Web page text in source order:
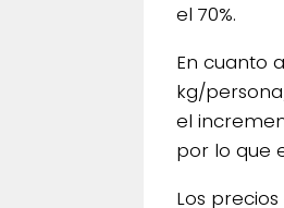
el 70%.
En cuanto
kg/
el
por lo que
Los